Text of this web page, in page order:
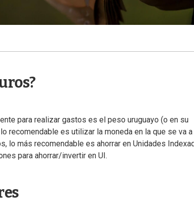
para realizar gastos es el peso uruguayo (o en su
recomendable es utilizar la moneda en la que se va a
lo más recomendable es ahorrar en Unidades
para ahorrar/invertir en UI.